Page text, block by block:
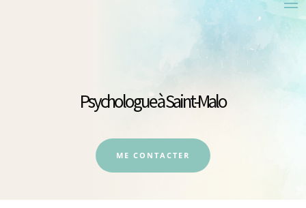
Psychologue à Saint-Malo
ME CONTACTER